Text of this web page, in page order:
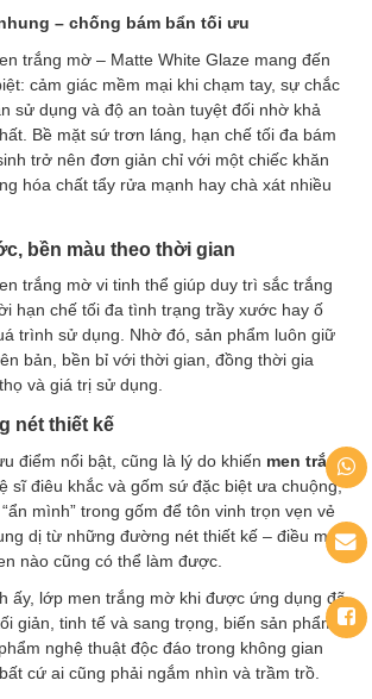
– chống bám bẩn tối ưu
trắng mờ – Matte White Glaze mang đến
cảm giác mềm mại khi chạm tay, sự chắc
sử dụng và độ an toàn tuyệt đối nhờ khả
Bề mặt sứ trơn láng, hạn chế tối đa bám
trở nên đơn giản chỉ với một chiếc khăn
hóa chất tẩy rửa mạnh hay chà xát nhiều
bền màu theo thời gian
trắng mờ vi tinh thể giúp duy trì sắc trắng
hạn chế tối đa tình trạng trầy xước hay ố
trình sử dụng. Nhờ đó, sản phẩm luôn giữ
bản, bền bỉ với thời gian, đồng thời gia
và giá trị sử dụng.
nét thiết kế
điểm nổi bật, cũng là lý do khiến men trắng
sĩ điêu khắc và gốm sứ đặc biệt ưa chuộng,
mình” trong gốm để tôn vinh trọn vẹn vẻ
dị từ những đường nét thiết kế – điều mà
nào cũng có thể làm được.
ấy, lớp men trắng mờ khi được ứng dụng đã
giản, tinh tế và sang trọng, biến sản phẩm
nghệ thuật độc đáo trong không gian
cứ ai cũng phải ngắm nhìn và trầm trồ.